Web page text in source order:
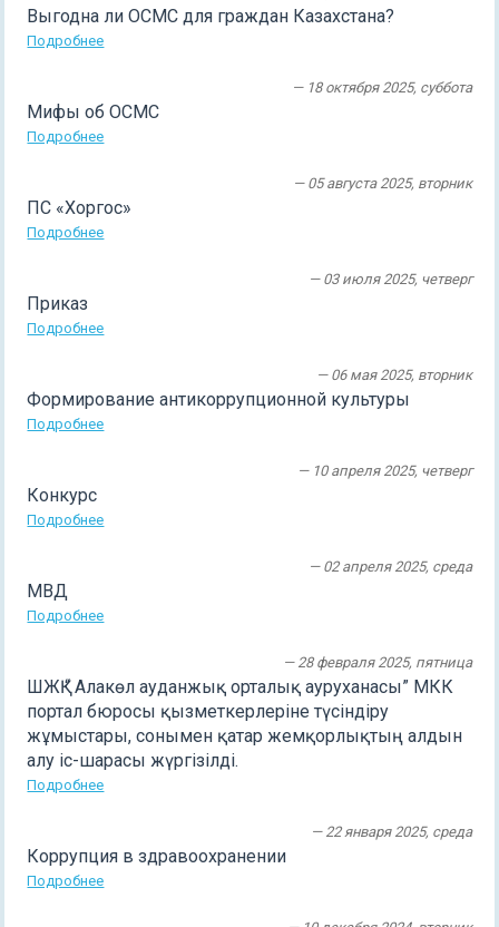
Выгодна ли ОСМС для граждан Казахстана?
Подробнее
— 18 октября 2025, суббота
Мифы об ОСМС
Подробнее
— 05 августа 2025, вторник
ПС «Хоргос»
Подробнее
— 03 июля 2025, четверг
Приказ
Подробнее
— 06 мая 2025, вторник
Формирование антикоррупционной культуры
Подробнее
— 10 апреля 2025, четверг
Конкурс
Подробнее
— 02 апреля 2025, среда
МВД
Подробнее
— 28 февраля 2025, пятница
ШЖҚ “ Алакөл ауданжық орталық ауруханасы” МКК
портал бюросы қызметкерлеріне түсіндіру
жұмыстары, сонымен қатар жемқорлықтың алдын
алу іс-шарасы жүргізілді.
Подробнее
— 22 января 2025, среда
Коррупция в здравоохранении
Подробнее